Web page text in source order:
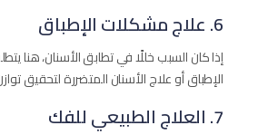
6. علاج مشكلات الإطباق
إذا كان السبب خللًا في تطابق الأسنان، هنا
الإطباق أو علاج الأسنان المتضررة لتحقيق
7. العلاج الطبيعي للفك